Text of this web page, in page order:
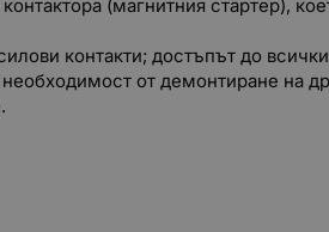
(магнитния стартер),
контакти; достъпът до
от демонтиране на